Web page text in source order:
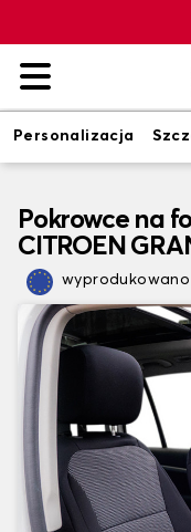
Personalizacja
Pokrowce na
CITROEN